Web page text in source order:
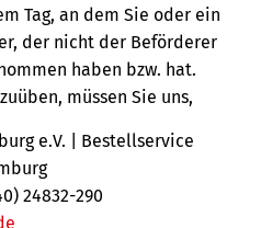
Tag, an dem Sie oder ein
der nicht der Beförderer
haben bzw. hat.
müssen Sie uns,
e.V. | Bestellservice
24832-290